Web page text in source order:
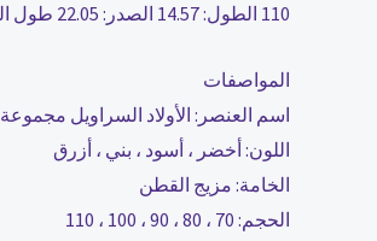
110 الطول: 14.57 الصدر: 22.05 طول السروال: 10.63 الخصر: 17.32 اقتراح العمر: 18-24 شهر
المواصفات
اسم العنصر: الأولاد السراويل مجموعة
اللون: أخضر ، أسود ، بني ، أزرق
الخامة: مزيج القطن
الحجم: 70 ، 80 ، 90 ، 100 ، 110